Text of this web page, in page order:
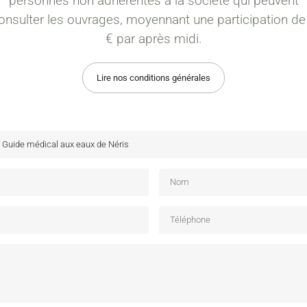
les ouvrages, moyennant une participation
€ par après midi.
Lire nos conditions générales